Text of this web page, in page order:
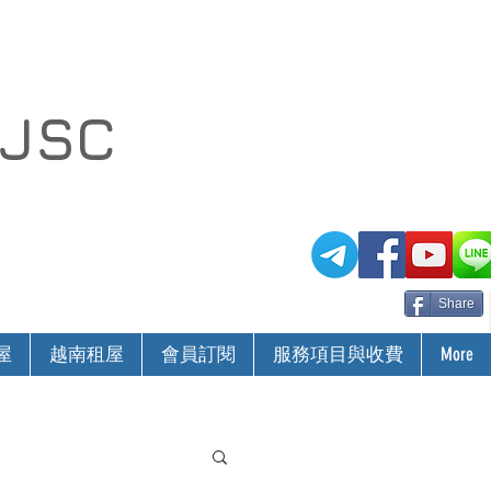
Share
越南租屋 會員訂閱 服務項目與收費 More